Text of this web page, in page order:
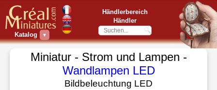
Katalog ▼
Händlerbereich
Händler
Miniatur - Strom und Lampen -
Wandlampen LED
Bildbeleuchtung LED